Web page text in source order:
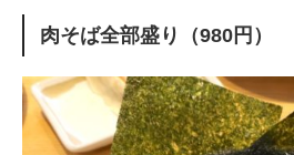
肉そば全部盛り（980円）